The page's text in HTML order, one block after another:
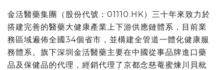
金活醫藥集團（股份代號：01110.HK）三十年來致力於
搭建完善的醫藥大健康產業上下游供應鏈體系，目前業
務區域遍佈全國34個省市，並構建全管道一體化健康服
務體系。旗下深圳金活醫藥主要在中國從事品牌進口藥
品及保健品的代理，經銷代理了京都念慈菴蜜煉川貝枇